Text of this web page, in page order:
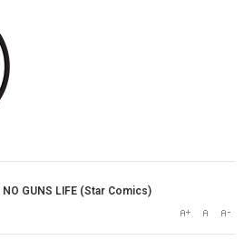
NO GUNS LIFE (Star Comics)